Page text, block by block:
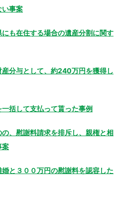
い事案
も在住する場合の遺産分割に関す
分与として、約240万円を獲得し
括して支払って貰った事例
、慰謝料請求を排斥し、親権と相
案
と３００万円の慰謝料を認容した